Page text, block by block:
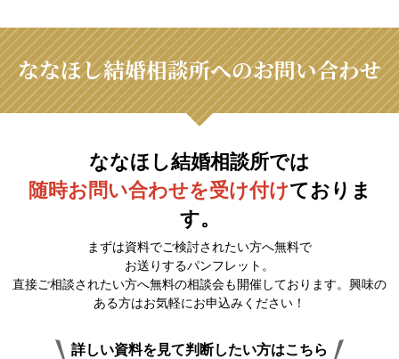
ななほし結婚相談所へのお問い合わせ
ななほし結婚相談所では
随時お問い合わせを受け付けておりま
す。
まずは資料でご検討されたい方へ無料で
お送りするパンフレット。
直接ご相談されたい方へ無料の相談会も開催しております。興味の
ある方はお気軽にお申込みください！
詳しい資料を見て判断したい方はこちら